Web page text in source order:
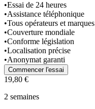
•Essai de 24 heures
•Assistance téléphonique
•Tous opérateurs et marques
•Couverture mondiale
•Conforme législation
•Localisation précise
•Anonymat garanti
Commencer l'essai
19,80 €
2 semaines